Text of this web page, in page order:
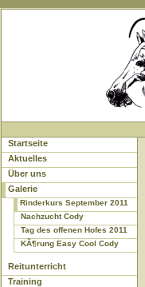
Startseite
Aktuelles
Über uns
Galerie
Rinderkurs September 2011
Nachzucht Cody
Tag des offenen Hofes 2011
KÃ¶rung Easy Cool Cody
Reitunterricht
Training